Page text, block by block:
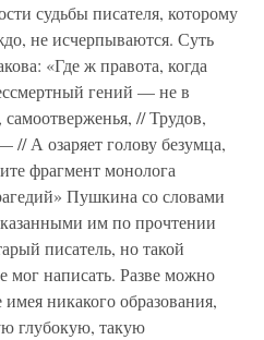
судьбы писателя, которому
не исчерпываются. Суть
«Где ж правота, когда
гений — не в
// Трудов,
// А озаряет голову безумца,
фрагмент монолога
Пушкина со словами
им по прочтении
писатель, но такой
мог написать. Разве можно
никакого образования,
глубокую, такую